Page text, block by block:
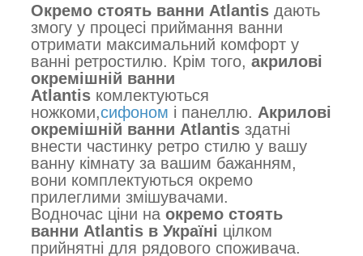
Окремо стоять ванни Atlantis дають
змогу у процесі приймання ванни
отримати максимальний комфорт у
ванні ретростилю. Крім того, акрилові
окремішній ванни
Atlantis комлектуються
ножкоми,сифоном і панеллю. Акрилові
окремішній ванни Atlantis здатні
внести частинку ретро стилю у вашу
ванну кімнату за вашим бажанням,
вони комплектуються окремо
прилеглими змішувачами.
Водночас ціни на окремо стоять
ванни Atlantis в Україні цілком
прийнятні для рядового споживача.